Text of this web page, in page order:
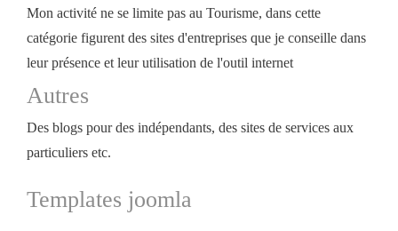
Mon activité ne se limite pas au Tourisme, dans cette
catégorie figurent des sites d'entreprises que je conseille dans
leur présence et leur utilisation de l'outil internet
Autres
Des blogs pour des indépendants, des sites de services aux
particuliers etc.
Templates joomla